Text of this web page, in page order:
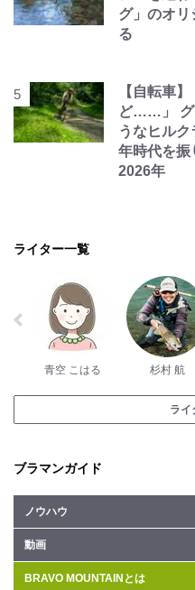
グ」のオリ
る
【自転車
ど……」 グ
うなヒル
年時代を
2026年
ライター一覧
青空 こはる 杉村 航
ライ
ブラマンガイド
ノウハウ
動画
BRAVO MOUNTAINとは